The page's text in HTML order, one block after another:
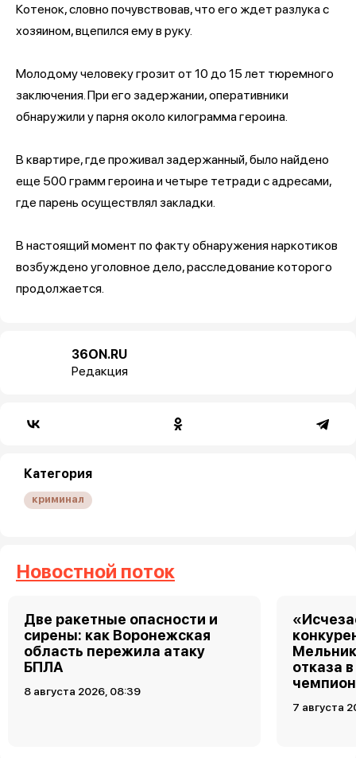
Котенок, словно почувствовав, что его ждет разлука с
хозяином, вцепился ему в руку.
Молодому человеку грозит от 10 до 15 лет тюремного
заключения. При его задержании, оперативники
обнаружили у парня около килограмма героина.
В квартире, где проживал задержанный, было найдено
еще 500 грамм героина и четыре тетради с адресами,
где парень осуществлял закладки.
В настоящий момент по факту обнаружения наркотиков
возбуждено уголовное дело, расследование которого
продолжается.
36ON.RU
Редакция
Категория
криминал
Новостной поток
Две ракетные опасности и
сирены: как Воронежская
область пережила атаку
БПЛА
8 августа 2026, 08:39
отказа
7 августа